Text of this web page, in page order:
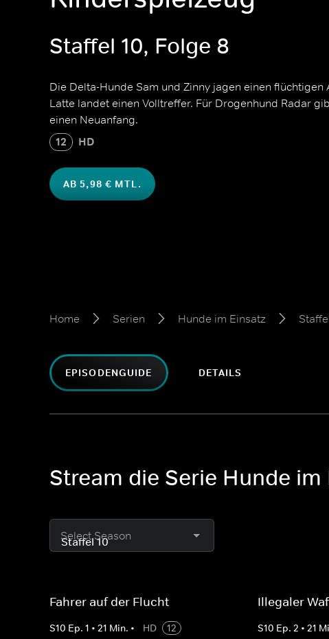
Staffel 10, Folge 8
Die Delta-Hunde Sam und Zinny jagen einen flüchtigen
Latte landet einen Volltreffer. Für Drogenhund Radar
einen Neuanfang.
12 HD
AB 5,98 € MTL.
Home Serien Hunde im Einsatz
EPISODENGUIDE DETAILS
Stream die Serie Hunde im
Select Season
Fahrer auf der Flucht
S10 Ep. 1 • 21 Min. • HD
12
Illegaler
S10 Ep.2 •21